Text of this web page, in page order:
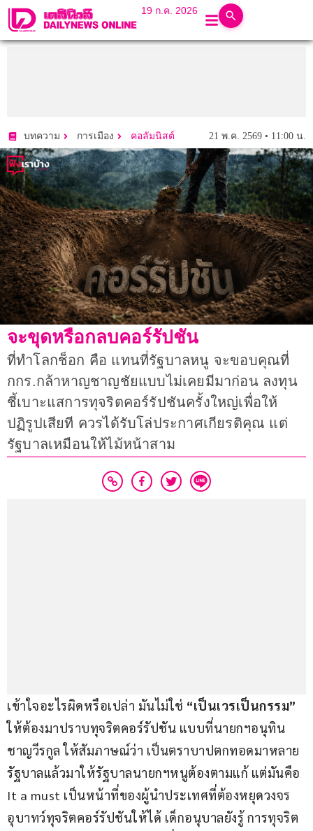
19 ก.ค. 2026
บทความ การเมือง คอลัมนิสต์ 21 พ.ค. 2569 • 11:00 น.
จะขุดหรือกลบคอร์รัปชัน
ที่ทำโลกช็อก คือ แทนที่รัฐบาลหนู จะขอบคุณที่
กกร.กล้าหาญชาญชัยแบบไม่เคยมีมาก่อน ลงทุน
ชี้เบาะแสการทุจริตคอร์รัปชันครั้งใหญ่เพื่อให้
ปฏิรูปเสียที ควรได้รับโล่ประกาศเกียรติคุณ แต่
รัฐบาลเหมือนให้ไม้หน้าสาม
เข้าใจอะไรผิดหรือเปล่า มันไม่ใช่ “เป็นเวรเป็นกรรม”
ให้ต้องมาปราบทุจริตคอร์รัปชัน แบบที่นายกฯอนุทิน
ชาญวีรกูล ให้สัมภาษณ์ว่า เป็นตราบาปตกทอดมาหลาย
รัฐบาลแล้วมาให้รัฐบาลนายกฯหนูต้องตามแก้ แต่มันคือ
It a must เป็นหน้าที่ของผู้นำประเทศที่ต้องหยุดวงจร
อุบาทว์ทุจริตคอร์รัปชันให้ได้ เด็กอนุบาลยังรู้ การทุจริต